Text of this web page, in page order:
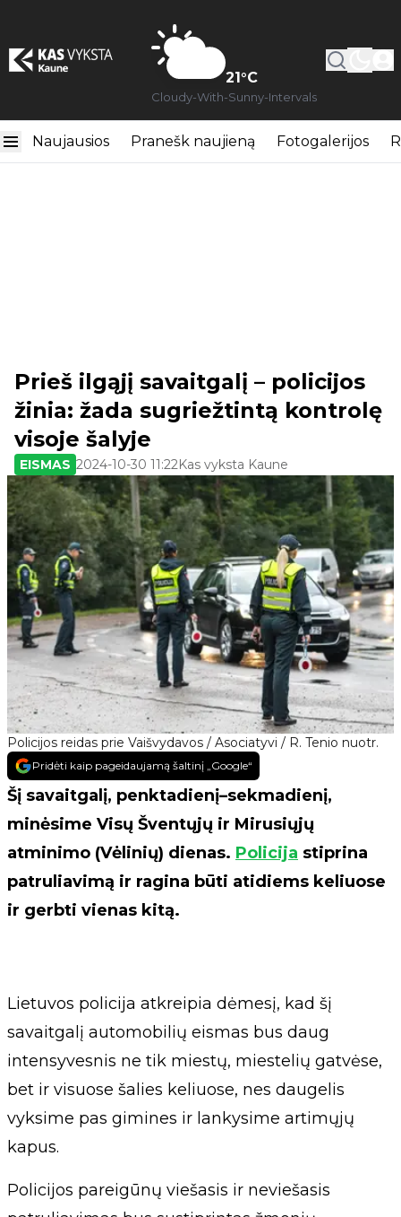
21°C
Cloudy-With-Sunny-Intervals
Naujausios Pranešk naujieną Fotogalerijos
Policijos reidas prie Vaišvydavos / Asociatyvi / R. Tenio nuotr.
Prieš ilgąjį savaitgalį – policijos
žinia: žada sugriežtintą kontrolę
visoje šalyje
EISMAS 2024-10-30 11:22Kas vyksta Kaune
Pridėti kaip pageidaujamą šaltinį „Google“
Šį savaitgalį, penktadienį–sekmadienį,
minėsime Visų Šventųjų ir Mirusiųjų
atminimo (Vėlinių) dienas. Policija stiprina
patruliavimą ir ragina būti atidiems keliuose
ir gerbti vienas kitą.
Lietuvos policija atkreipia dėmesį, kad šį
savaitgalį automobilių eismas bus daug
intensyvesnis ne tik miestų, miestelių gatvėse,
bet ir visuose šalies keliuose, nes daugelis
vyksime pas gimines ir lankysime artimųjų
kapus.
Policijos pareigūnų viešasis ir neviešasis